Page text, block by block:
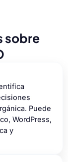
sobre
Puede
WordPress,
y